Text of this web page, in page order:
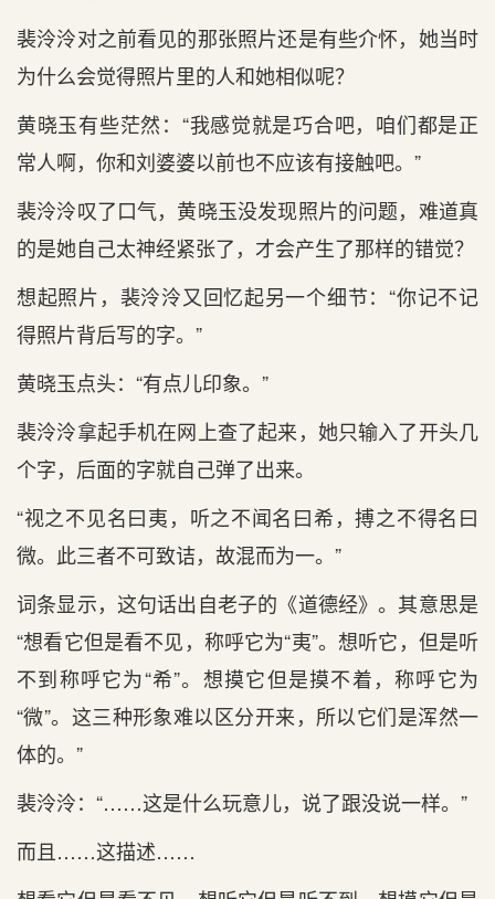
裴泠泠对之前看见的那张照片还是有些介怀，她当时
为什么会觉得照片里的人和她相似呢？
黄晓玉有些茫然：“我感觉就是巧合吧，咱们都是正
常人啊，你和刘婆婆以前也不应该有接触吧。”
裴泠泠叹了口气，黄晓玉没发现照片的问题，难道真
的是她自己太神经紧张了，才会产生了那样的错觉？
想起照片，裴泠泠又回忆起另一个细节：“你记不记
得照片背后写的字。”
黄晓玉点头：“有点儿印象。”
裴泠泠拿起手机在网上查了起来，她只输入了开头几
个字，后面的字就自己弹了出来。
“视之不见名曰夷，听之不闻名曰希，搏之不得名曰
微。此三者不可致诘，故混而为一。”
词条显示，这句话出自老子的《道德经》。其意思是
“想看它但是看不见，称呼它为“夷”。想听它，但是听
不到称呼它为“希”。想摸它但是摸不着，称呼它为
“微”。这三种形象难以区分开来，所以它们是浑然一
体的。”
裴泠泠：“……这是什么玩意儿，说了跟没说一样。”
而且……这描述……